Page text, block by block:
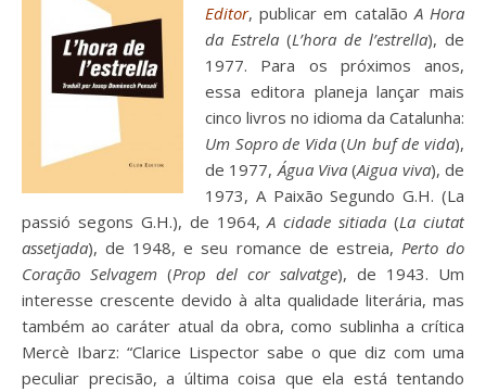
Editor, publicar em catalãoA Hora
da Estrela (L’hora de l’estrella), de
1977. Para os próximos anos,
essa editora planeja lançar mais
cinco livros no idioma da Catalunha:
Um Sopro de Vida(Un buf de vida),
de 1977,Água Viva (Aigua viva), de
1973, A Paixão Segundo G.H. (La
passió segons G.H.), de 1964,A cidade sitiada (La ciutat
assetjada), de 1948, e seu romance de estreia, Perto do
Coração Selvagem (Prop del cor salvatge), de 1943. Um
interesse crescente devido à alta qualidade literária, mas
também ao caráter atual da obra, como sublinha a crítica
Mercè Ibarz: “Clarice Lispector sabe o que diz com uma
peculiar precisão, a última coisa que ela está tentando